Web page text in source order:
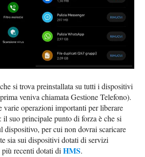
si trova preinstallata su tutti i dispositivi
veniva chiamata Gestione Telefono).
varie operazioni importanti per liberare
il suo principale punto di forza è che si
dispositivo, per cui non dovrai scaricare
sia sui dispositivi dotati di servizi
più recenti dotati diHMS.